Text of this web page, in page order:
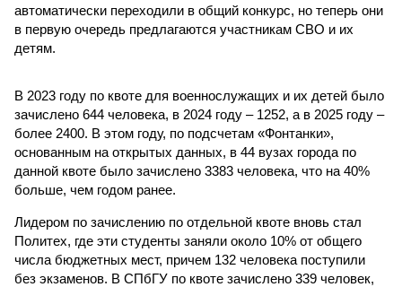
автоматически переходили в общий конкурс, но теперь они
в первую очередь предлагаются участникам СВО и их
детям.
В 2023 году по квоте для военнослужащих и их детей было
зачислено 644 человека, в 2024 году – 1252, а в 2025 году –
более 2400. В этом году, по подсчетам «Фонтанки»,
основанным на открытых данных, в 44 вузах города по
данной квоте было зачислено 3383 человека, что на 40%
больше, чем годом ранее.
Лидером по зачислению по отдельной квоте вновь стал
Политех, где эти студенты заняли около 10% от общего
числа бюджетных мест, причем 132 человека поступили
без экзаменов. В СПбГУ по квоте зачислено 339 человек,